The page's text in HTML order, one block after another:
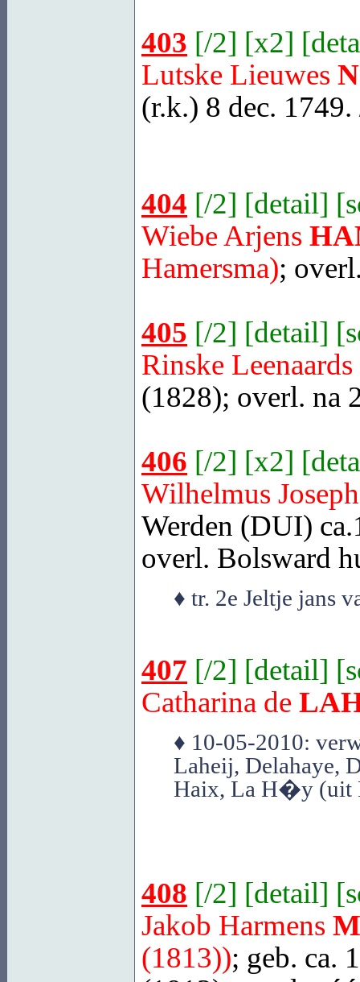
403 [/2] [x2] [
Lutske Lieuwes
(r.k.) 8 dec. 1749.
404 [/2] [detail] [
Wiebe Arjens
Hamersma);
405 [/2] [detail] [
Rinske Leenaards
(1828); overl. na
406 [/2] [x2] [
Wilhelmus
Werden (DUI)
overl. Bolsward
♦ tr. 2e Jeltje jans
407 [/2] [detail] [
Catharina de
♦ 10-05-2010:
Laheij, Delahaye,
Haix, La H�y (uit
408 [/2] [detail] [
Jakob Harmens
(1813)); geb. ca.